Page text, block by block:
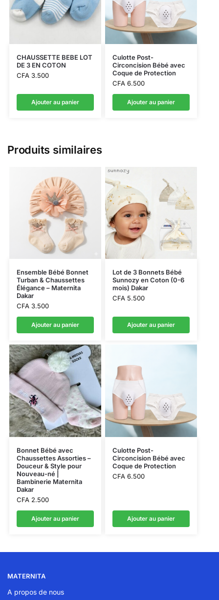
CHAUSSETTE BEBE LOT
DE 3 EN COTON
CFA3.500
Ajouter au panier
Culotte Post-
Circoncision Bébé avec
Coque de Protection
CFA6.500
Ajouter au panier
Produits similaires
Ensemble Bébé Bonnet
Turban & Chaussettes
Élégance – Maternita
Dakar
CFA3.500
Ajouter au panier
Lot de 3 Bonnets Bébé
Sunnozy en Coton (0-6
mois) Dakar
CFA5.500
Ajouter au panier
Bonnet Bébé avec
Chaussettes Assorties –
Douceur & Style pour
Nouveau-né |
Bambinerie Maternita
Dakar
CFA2.500
Ajouter au panier
Culotte Post-
Circoncision Bébé avec
Coque de Protection
CFA6.500
Ajouter au panier
MATERNITA
A propos de nous